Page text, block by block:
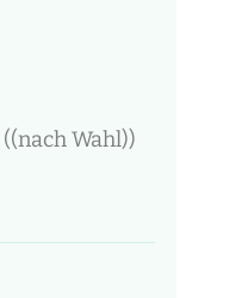
((nach Wahl))